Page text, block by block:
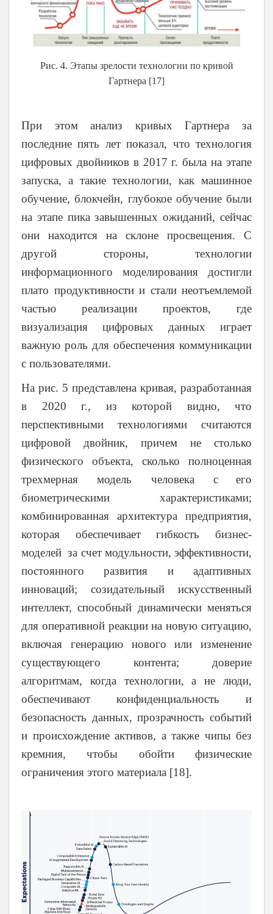
Рис. 4. Этапы зрелости технологии по кривой
Гартнера [17]
При этом анализ кривых Гартнера за
последние пять лет показал, что технология
цифровых двойников в 2017 г. была на этапе
запуска, а такие технологии, как машинное
обучение, блокчейн, глубокое обучение были
на этапе пика завышенных ожиданий, сейчас
они находится на склоне просвещения. С
другой стороны, технологии
информационного моделирования достигли
плато продуктивности и стали неотъемлемой
частью реализации проектов, где
визуализация цифровых данных играет
важную роль для обеспечения коммуникации
с пользователями.
На рис. 5 представлена кривая, разработанная
в 2020 г., из которой видно, что
перспективными технологиями считаются
цифровой двойник, причем не столько
физического объекта, сколько полноценная
трехмерная модель человека c
его
биометрическими характеристиками;
комбинированная архитектура предприятия,
которая обеспечивает гибкость бизнес-
моделей за счет модульности, эффективности,
постоянного развития и адаптивных
инноваций; созидательный искусственный
интеллект, способный динамически меняться
для оперативной реакции на новую ситуацию,
включая генерацию нового или изменение
существующего контента; доверие
алгоритмам, когда технологии, а не люди,
обеспечивают конфиденциальность и
безопасность данных, прозрачность событий
и происхождение активов, а также чипы без
кремния, чтобы обойти физические
ограничения этого материала [18].